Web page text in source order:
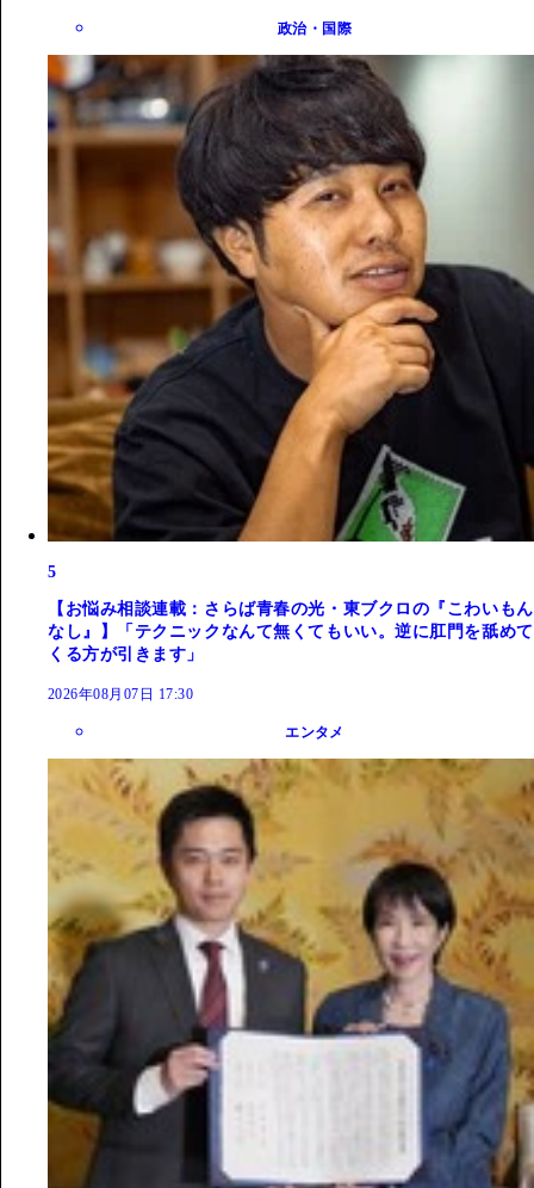
政治・国際
5
【お悩み相談連載：さらば青春の光・東ブクロの『こわいもん
なし』】「テクニックなんて無くてもいい。逆に肛門を舐めて
くる方が引きます」
2026年08月07日 17:30
エンタメ